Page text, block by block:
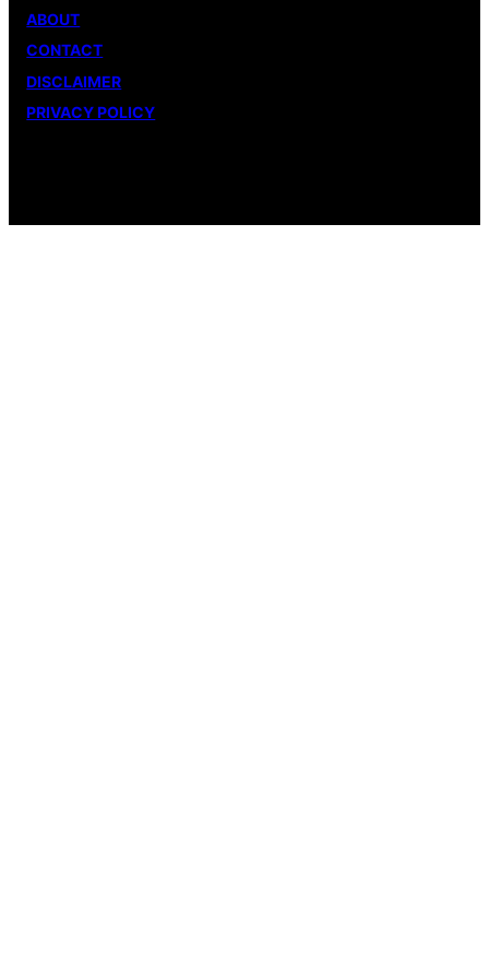
ABOUT
CONTACT
DISCLAIMER
PRIVACY POLICY